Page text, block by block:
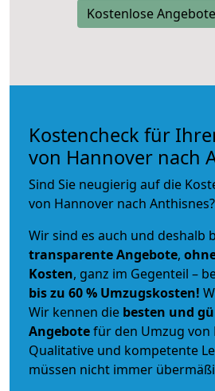
Kostenlose
Kostencheck für
von Hannover nach
Sind Sie neugierig auf die
von Hannover nach Anthisnes?
Wir sind es auch und deshalb
transparente Angebote,
Kosten, ganz im Gegenteil –
bis zu 60 % Umzugskosten!
Wir kennen die besten und
Angebotefür den Umzug von
Qualitative und kompetente
müssen nicht immer